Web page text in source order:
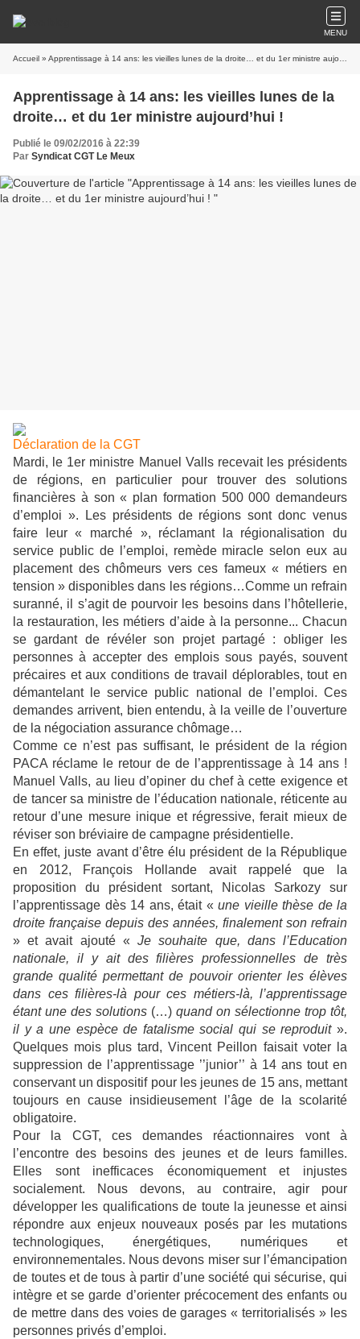
MENU
Accueil » Apprentissage à 14 ans: les vieilles lunes de la droite… et du 1er ministre aujourd’hui !
Apprentissage à 14 ans: les vieilles lunes de la
droite… et du 1er ministre aujourd’hui !
Publié le 09/02/2016 à 22:39
Par Syndicat CGT Le Meux
Déclaration de la CGT
Mardi, le 1er ministre Manuel Valls recevait les présidents
de régions, en particulier pour trouver des solutions
financières à son « plan formation 500 000 demandeurs
d’emploi ». Les présidents de régions sont donc venus
faire leur « marché », réclamant la régionalisation du
service public de l’emploi, remède miracle selon eux au
placement des chômeurs vers ces fameux « métiers en
tension » disponibles dans les régions…Comme un refrain
suranné, il s’agit de pourvoir les besoins dans l’hôtellerie,
la restauration, les métiers d’aide à la personne... Chacun
se gardant de révéler son projet partagé : obliger les
personnes à accepter des emplois sous payés, souvent
précaires et aux conditions de travail déplorables, tout en
démantelant le service public national de l’emploi. Ces
demandes arrivent, bien entendu, à la veille de l’ouverture
de la négociation assurance chômage…
Comme ce n’est pas suffisant, le président de la région
PACA réclame le retour de de l’apprentissage à 14 ans !
Manuel Valls, au lieu d’opiner du chef à cette exigence et
de tancer sa ministre de l’éducation nationale, réticente au
retour d’une mesure inique et régressive, ferait mieux de
réviser son bréviaire de campagne présidentielle.
En effet, juste avant d’être élu président de la République
en 2012, François Hollande avait rappelé que la
proposition du président sortant, Nicolas Sarkozy sur
l’apprentissage dès 14 ans, était « une vieille thèse de la
droite française depuis des années, finalement son refrain
» et avait ajouté «Je souhaite que, dans l’Education
nationale, il y ait des filières professionnelles de très
grande qualité permettant de pouvoir orienter les élèves
dans ces filières-là pour ces métiers-là, l’apprentissage
étant une des solutions (…) quand on sélectionne trop tôt,
il y a une espèce de fatalisme social qui se reproduit».
Quelques mois plus tard, Vincent Peillon faisait voter la
suppression de l’apprentissage ’’junior’’ à 14 ans tout en
conservant un dispositif pour les jeunes de 15 ans, mettant
toujours en cause insidieusement l’âge de la scolarité
obligatoire.
Pour la CGT, ces demandes réactionnaires vont à
l’encontre des besoins des jeunes et de leurs familles.
Elles sont inefficaces économiquement et injustes
socialement. Nous devons, au contraire, agir pour
développer les qualifications de toute la jeunesse et ainsi
répondre aux enjeux nouveaux posés par les mutations
technologiques, énergétiques, numériques et
environnementales. Nous devons miser sur l’émancipation
de toutes et de tous à partir d’une société qui sécurise, qui
intègre et se garde d’orienter précocement des enfants ou
de mettre dans des voies de garages « territorialisés » les
personnes privés d’emploi.